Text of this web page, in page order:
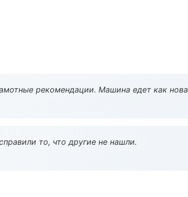
рекомендации. Машина едет как
то, что другие не нашли.